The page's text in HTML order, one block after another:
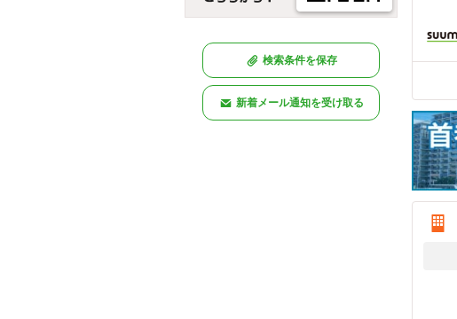
検索条件を保存
新着メール通知を受け取る